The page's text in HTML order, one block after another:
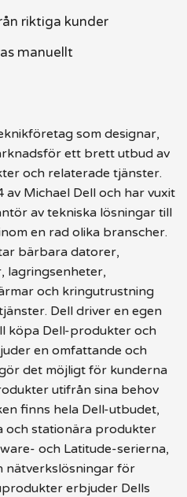
riktiga kunder
manuellt
som designar,
ett brett utbud av
och relaterade tjänster.
Michael Dell och har vuxit
av tekniska lösningar till
en rad olika branscher.
bärbara datorer,
lagringsenheter,
och kringutrustning
Dell driver en egen
köpa Dell-produkter och
en omfattande och
det möjligt för kunderna
utifrån sina behov
finns hela Dell-utbudet,
och stationära produkter
och Latitude-serierna,
nätverkslösningar för
erbjuder Dells